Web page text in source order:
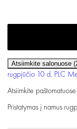
Atsiimkite salonuose
rugpjūčio 10 d. PLC
Atsiimkite paštomatuose
Pristatymas į namus